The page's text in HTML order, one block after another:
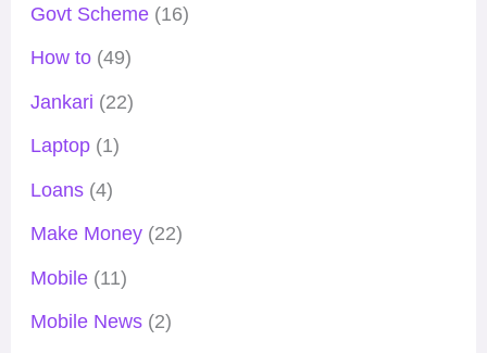
Govt Scheme(16)
How to(49)
Jankari (22)
Laptop(1)
Loans(4)
Make Money(22)
Mobile(11)
Mobile News(2)